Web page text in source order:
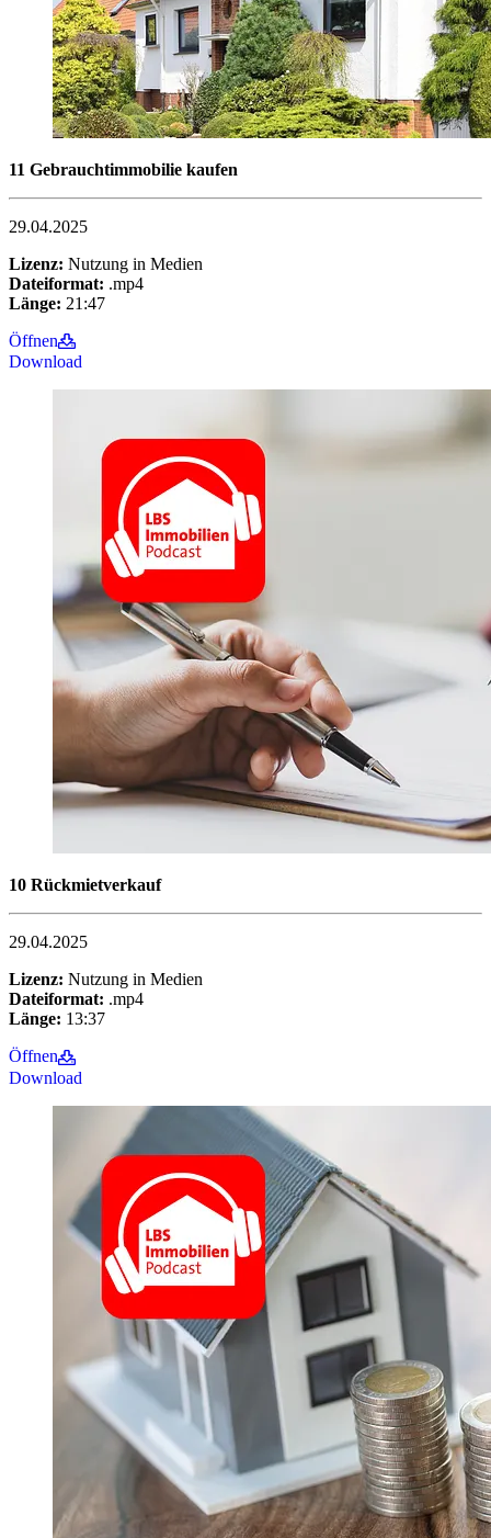
11 Gebrauchtimmobilie kaufen
29.04.2025
Lizenz: Nutzung in Medien
Dateiformat: .mp4
Länge: 21:47
Öffnen
Download
10 Rückmietverkauf
29.04.2025
Lizenz: Nutzung in Medien
Dateiformat: .mp4
Länge: 13:37
Öffnen
Download